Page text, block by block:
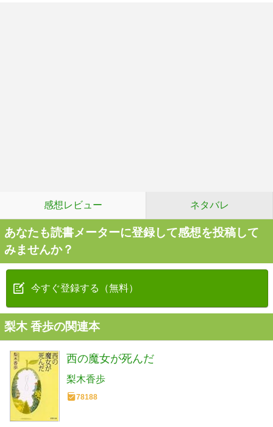
感想レビュー ネタバレ
あなたも読書メーターに登録して感想を投稿して
みませんか？
今すぐ登録する（無料）
梨木 香歩の関連本
西の魔女が死んだ
梨木香歩
78188